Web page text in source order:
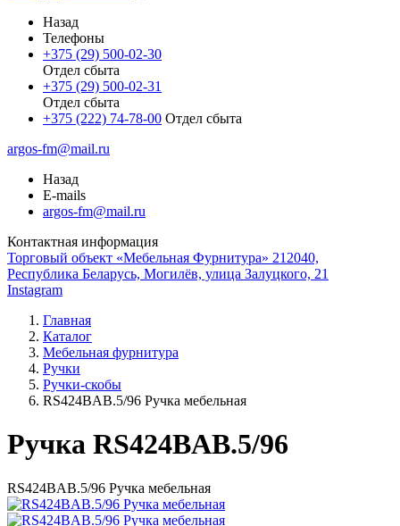
Назад
Телефоны
+375 (29) 500-02-30
Отдел сбыта
+375 (29) 500-02-31
Отдел сбыта
+375 (222) 74-78-00 Отдел сбыта
argos-fm@mail.ru
Назад
E-mails
argos-fm@mail.ru
Контактная информация
Торговый объект «Мебельная Фурнитура» 212040,
Республика Беларусь, Могилёв, улица Залуцкого, 21
Instagram
Главная
Каталог
Мебельная фурнитура
Ручки
Ручки-скобы
RS424BAВ.5/96 Ручка мебельная
Ручка RS424BAB.5/96
RS424BAВ.5/96 Ручка мебельная